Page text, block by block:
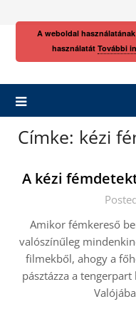
Címke: kézi
A kézi
Amikor fémkereső
valószínűleg
filmekből, ahogy a
pásztázza a
A weboldal
használatát További